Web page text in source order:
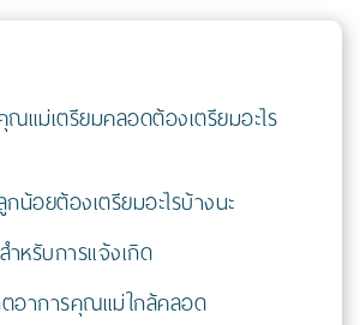
ณแม่เตรียมคลอดต้องเตรียมอะไร
กน้อยต้องเตรียมอะไรบ้างนะ
ำหรับการแจ้งเกิด
อาการคุณแม่ใกล้คลอด